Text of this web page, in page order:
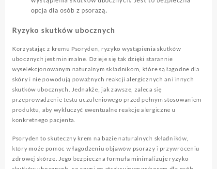
opcja dla osób z psorazą.
Ryzyko skutków ubocznych
Korzystając z kremu Psoryden, ryzyko wystąpienia skutków
ubocznych jest minimalne. Dzieje się tak dzięki starannie
wyselekcjonowanym naturalnym składnikom, które są łagodne dla
skóry i nie powodują poważnych reakcji alergicznych ani innych
skutków ubocznych. Jednakże, jak zawsze, zaleca się
przeprowadzenie testu uczuleniowego przed pełnym stosowaniem
produktu, aby wykluczyć ewentualne reakcje alergiczne u
konkretnego pacjenta.
Psoryden to skuteczny krem na bazie naturalnych składników,
który może pomóc w łagodzeniu objawów psorazy i przywróceniu
zdrowej skórze. Jego bezpieczna formuła minimalizuje ryzyko